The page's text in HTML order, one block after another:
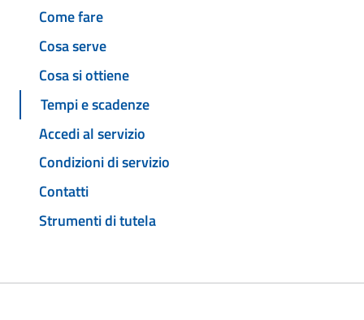
Come fare
Cosa serve
Cosa si ottiene
Tempi e scadenze
Accedi al servizio
Condizioni di servizio
Contatti
Strumenti di tutela